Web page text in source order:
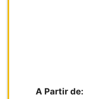
A Partir de: